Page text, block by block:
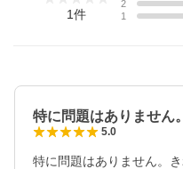
1件
2
1
特に問題はありませ
5.0
特に問題はありません。